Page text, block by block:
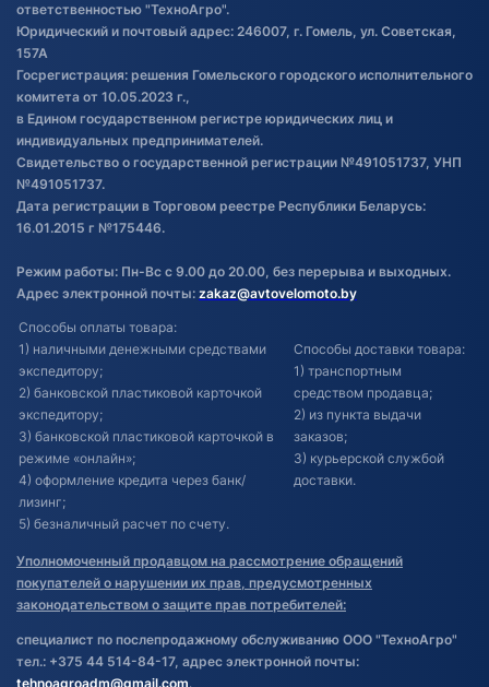
Обработка файлов cookie
Постановка транспорта на учет
Обновления в ЭПТС 2024
ответственностью "ТехноАгро".
Юридический и почтовый адрес: 246007, г. Гомель, ул. Советская,
157А
Госрегистрация: решения Гомельского городского исполнительного
комитета от 10.05.2023 г.,
в Едином государственном регистре юридических лиц и
индивидуальных предпринимателей.
Свидетельство о государственной регистрации №491051737, УНП
№491051737.
Дата регистрации в Торговом реестре Республики Беларусь:
16.01.2015 г №175446.
Режим работы: Пн-Вс с 9.00 до 20.00, без перерыва и выходных.
Адрес электронной почты: zakaz@avtovelomoto.by
Способы оплаты товара:
1) наличными денежными средствами
экспедитору;
2) банковской пластиковой карточкой
экспедитору;
3) банковской пластиковой карточкой в
режиме «онлайн»;
4) оформление кредита через банк/
лизинг;
5) безналичный расчет по счету.
Способы доставки товара:
1) транспортным
средством продавца;
2) из пункта выдачи
заказов;
3) курьерской службой
доставки.
Уполномоченный продавцом на рассмотрение обращений
покупателей о нарушении их прав, предусмотренных
законодательством о защите прав потребителей:
специалист по послепродажному обслуживанию ООО "ТехноАгро"
тел.: +375 44 514-84-17, адрес электронной почты:
tehnoagroadm@gmail.com.